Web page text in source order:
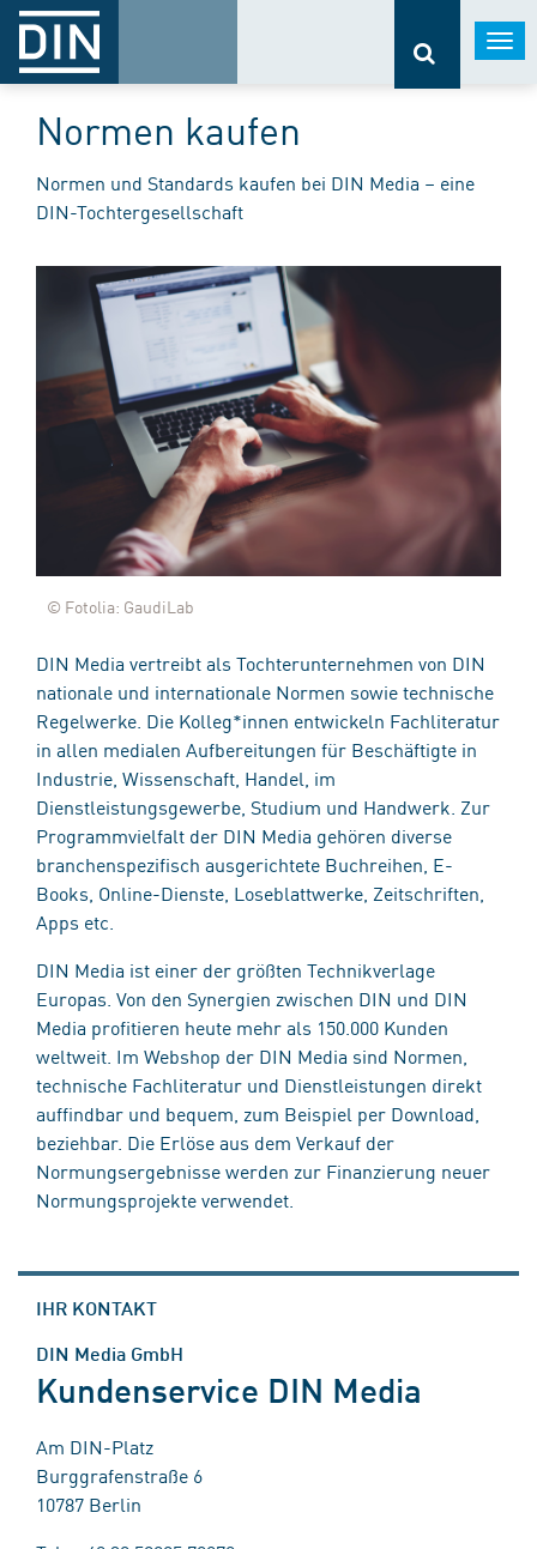
Normen kaufen
Normen und Standards kaufen bei DIN Media – eine
DIN-Tochtergesellschaft
© Fotolia: GaudiLab
DIN Media vertreibt als Tochterunternehmen von DIN
nationale und internationale Normen sowie technische
Regelwerke. Die Kolleg*innen entwickeln Fachliteratur
in allen medialen Aufbereitungen für Beschäftigte in
Industrie, Wissenschaft, Handel, im
Dienstleistungsgewerbe, Studium und Handwerk. Zur
Programmvielfalt der DIN Media gehören diverse
branchenspezifisch ausgerichtete Buchreihen, E-
Books, Online-Dienste, Loseblattwerke, Zeitschriften,
Apps etc.
DIN Media ist einer der größten Technikverlage
Europas. Von den Synergien zwischen DIN und DIN
Media profitieren heute mehr als 150.000 Kunden
weltweit. Im Webshop der DIN Media sind Normen,
technische Fachliteratur und Dienstleistungen direkt
auffindbar und bequem, zum Beispiel per Download,
beziehbar. Die Erlöse aus dem Verkauf der
Normungsergebnisse werden zur Finanzierung neuer
Normungsprojekte verwendet.
IHR KONTAKT
DIN Media GmbH
Kundenservice DIN Media
Am DIN-Platz
Burggrafenstraße 6
10787 Berlin